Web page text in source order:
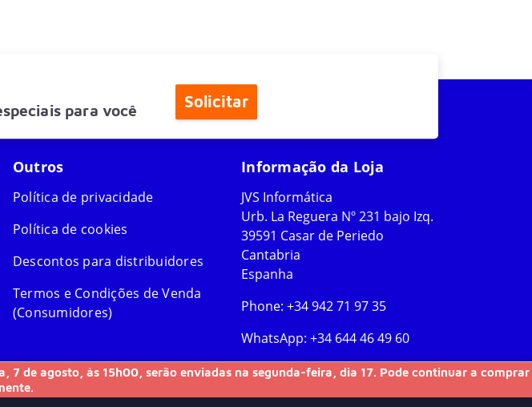
7 de agosto, às 15h00, serão enviadas na segunda-feira, dia 17. Pode continuar a comprar
para você Solicitar
Outros
Política de privacidade
Política de cookies
Descontos para distribuidores
Termos e Condições de Venda
(Consumidores)
Informação da Loja
JVS Informática
Urb. La Reguera Nº 231 bajo Izq.
39591 Casar de Periedo
Cantabria
Espanha
Phone: +34 942 71 97 35
WhatsApp: +34 644 46 49 60